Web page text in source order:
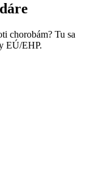
chorobám? Tu sa
EÚ/EHP.